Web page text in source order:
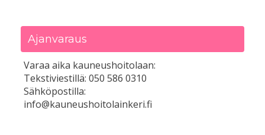
Ajanvaraus
Varaa aika kauneushoitolaan:
Tekstiviestillä: 050 586 0310
Sähköpostilla:
info@kauneushoitolainkeri.fi